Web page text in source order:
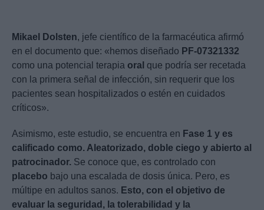
Mikael Dolsten, jefe científico de la farmacéutica afirmó
en el documento que: «hemos diseñado PF-07321332
como una potencial terapia oral que podría ser recetada
con la primera señal de infección, sin requerir que los
pacientes sean hospitalizados o estén en cuidados
críticos».
Asimismo, este estudio, se encuentra en Fase 1 y es
calificado como. Aleatorizado, doble ciego y abierto al
patrocinador. Se conoce que, es controlado con
placebo bajo una escalada de dosis única. Pero, es
múltipe en adultos sanos. Esto, con el objetivo de
evaluar la seguridad, la tolerabilidad y la